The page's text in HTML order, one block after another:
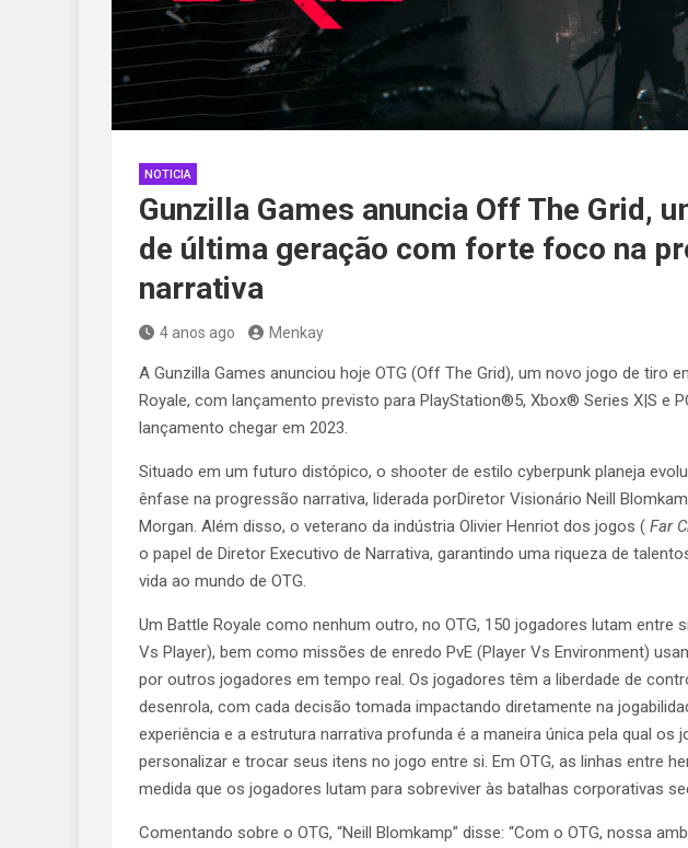
NOTICIA
Gunzilla Games anuncia Off The Grid,
de última geração com forte foco na
narrativa
4 anos ago Menkay
A Gunzilla Games anunciou hoje OTG (Off The Grid), um novo jogo de tiro
Royale, com lançamento previsto para PlayStation®5, Xbox® Series X|S e
lançamento chegar em 2023.
Situado em um futuro distópico, o shooter de estilo cyberpunk planeja
ênfase na progressão narrativa, liderada porDiretor Visionário Neill
Morgan. Além disso, o veterano da indústria Olivier Henriot dos jogos ( Far
o papel de Diretor Executivo de Narrativa, garantindo uma riqueza de
vida ao mundo de OTG.
Um Battle Royale como nenhum outro, no OTG, 150 jogadores lutam entre
Vs Player), bem como missões de enredo PvE (Player Vs Environment)
por outros jogadores em tempo real. Os jogadores têm a liberdade de
desenrola, com cada decisão tomada impactando diretamente na
experiência e a estrutura narrativa profunda é a maneira única pela qual os
personalizar e trocar seus itens no jogo entre si. Em OTG, as linhas entre
medida que os jogadores lutam para sobreviver às batalhas corporativas
Comentando sobre o OTG, “Neill Blomkamp” disse: “Com o OTG, nossa